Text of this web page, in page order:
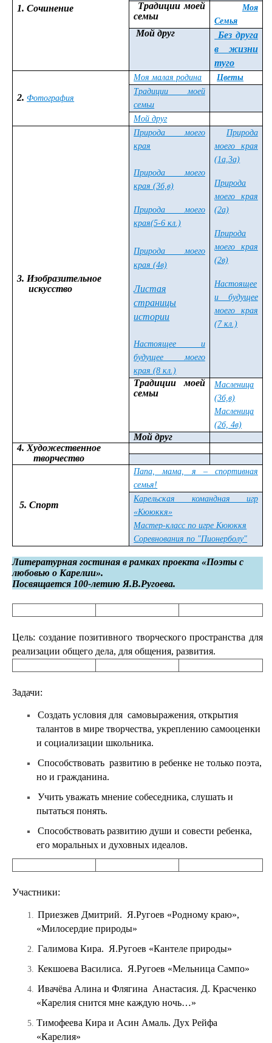
1.Сочинение
Традиции моей
семьи
Моя
Семья
Мой друг
Без друга
в жизни
туго
2.Фотография
Моя малая родина
Цветы
Традиции моей
семьи
Мой друг
3. Изобразительное
искусство
Природа моего
края
Природа моего
края (3б,в)
Природа моего
края(5-6 кл.)
Природа моего
края (4в)
Листая
страницы
истории
Настоящее и
будущее моего
края (8 кл.)
Природа
моего края
(1а,3а)
Природа
моего края
(2а)
Природа
моего края
(2в)
Настоящее
и будущее
моего края
(7 кл.)
Традиции моей
семьи
Масленица
(3б,в)
Масленица
(2б, 4в)
Мой друг
4. Художественное
творчество
5. Спорт
Папа, мама, я – спортивная
семья!
Карельская командная игр
«Кююккя»
Мастер-класс по игре Кююккя
Соревнования по "Пионерболу"
Литературная гостиная в рамках проекта «Поэты с
любовью о Карелии».
Посвящается 100-летию Я.В.Ругоева.
Цель: создание позитивного творческого пространства для
реализации общего дела, для общения, развития.
Задачи:
Создать условия для самовыражения, открытия
талантов в мире творчества, укреплению самооценки
и социализации школьника.
Способствовать развитию в ребенке не только поэта,
но и гражданина.
Учить уважать мнение собеседника, слушать и
пытаться понять.
Способствовать развитию души и совести ребенка,
его моральных и духовных идеалов.
Участники:
Приезжев Дмитрий. Я.Ругоев «Родному краю»,
«Милосердие природы»
Галимова Кира. Я.Ругоев «Кантеле природы»
Кекшоева Василиса. Я.Ругоев «Мельница Сампо»
Ивачёва Алина и Флягина Анастасия. Д. Красченко
«Карелия снится мне каждую ночь…»
Тимофеева Кира и Асин Амаль. Дух Рейфа
«Карелия»